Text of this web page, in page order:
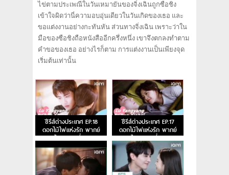
ไข่ตามประเพณีในวันเหมายันของจิ่งเฉินถูกซือชิง
เข้าใจผิดว่านี่ความอบอุ่นเดียวในวันเกิดของเธอ และ
ขอแต่งงานอย่างกะทันหัน ส่วนทางจิ่งเฉิน เพราะว่าใน
มือของซือชิงถือหนังสืออีกครึ่งหนึ่ง เขาจึงตกลงทำตาม
คำขอของเธอ อย่างไรก็ตาม การแต่งงานเป็นเพียงจุด
เริ่มต้นเท่านั้น
ซีรีส์ต่างประเทศ EP.18
ดอกไม้ไฟแห่งรัก พากย์
ไทย ตอนที่ 18
ซีรีส์ต่างประเทศ EP.17
ดอกไม้ไฟแห่งรัก พากย์
ไทย ตอนที่ 17